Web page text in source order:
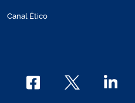
Canal Ético